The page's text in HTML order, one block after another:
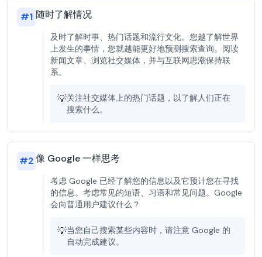
#1 随时了解情况
及时了解时事、热门话题和流行文化。您越了解世界
上发生的事情，您就越能更好地预测搜索查询。阅读
新闻文章、浏览社交媒体，并与互联网思潮保持联
系。
💡关注社交媒体上的热门话题，以了解人们正在
搜索什么。
#2像 Google 一样思考
考虑 Google 已经了解您的信息以及它预计您在寻找
的信息。考虑常见的短语、习语和常见问题。Google
会向普通用户建议什么？
💡当您自己搜索某些内容时，请注意 Google 的
自动完成建议。